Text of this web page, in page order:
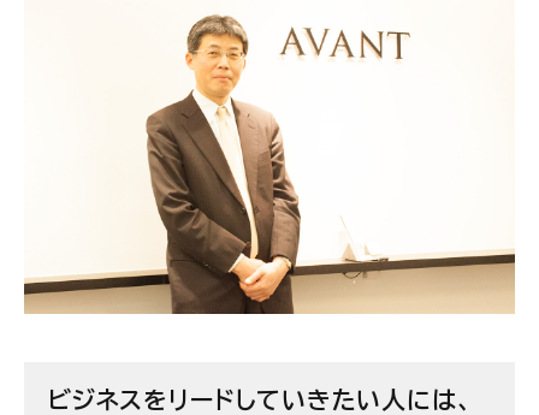
ビジネスをリードしていきたい人には、